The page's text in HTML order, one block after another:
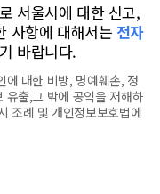
서울시에 대한 신고,
사항에 대해서는 전자
바랍니다.
에 대한 비방, 명예훼손, 정
유출,그 밖에 공익을 저해하
조례 및 개인정보보호법에